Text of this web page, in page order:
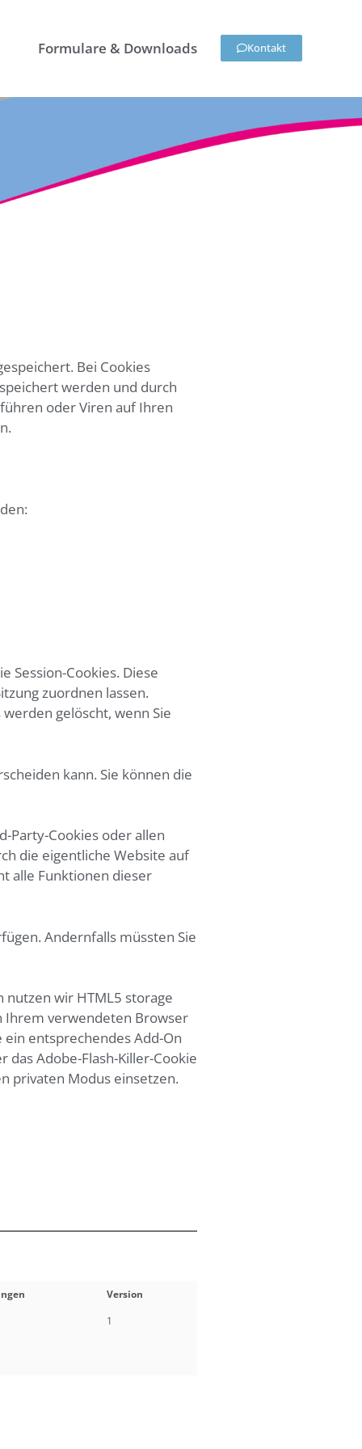
Kontakt
Formulare & Downloads
Bei Cookies
werden und durch
oder Viren auf Ihren
Session-Cookies. Diese
zuordnen lassen.
gelöscht, wenn Sie
kann. Sie können die
Party-Cookies oder allen
die eigentliche Website auf
alle Funktionen dieser
Andernfalls müssten Sie
nutzen wir HTML5 storage
Ihrem verwendeten Browser
entsprechendes Add-On
Adobe-Flash-Killer-Cookie
privaten Modus einsetzen.
Version
1